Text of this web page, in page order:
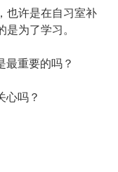
也许是在自习室补
为了学习。
最重要的吗？
心吗？